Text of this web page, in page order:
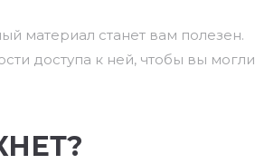
материал станет вам полезен.
доступа к ней, чтобы вы могли